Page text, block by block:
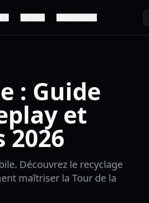
: Guide
et
Découvrez le recyclage
maîtriser la Tour de la